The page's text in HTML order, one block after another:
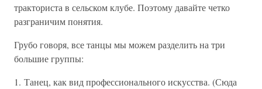
тракториста в сельском клубе. Поэтому давайте четко
разграничим понятия.
Грубо говоря, все танцы мы можем разделить на три
большие группы:
1. Танец, как вид профессионального искусства. (Сюда